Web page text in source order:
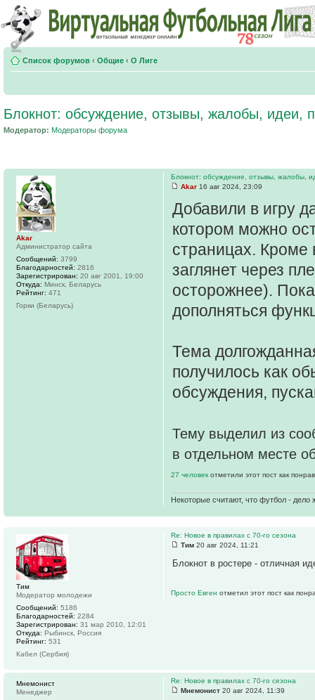
Список форумов ‹ Общие ‹ О Лиге
Блокнот: обсуждение, отзывы, жалобы, идеи,
Модератор: Модераторы форума
Блокнот: обсуждение, отзывы, жалобы,
Akar 16 авг 2024, 23:09
Добавили в игру
котором можно
страницах. Кроме
заглянет через
осторожнее).
дополняться
Тема
получилось как
обсуждения,
Тему выделил из
в отдельном месте
27 человек отметили этот пост как
Некоторые считают, что футбол -
Akar
Администратор сайта
Сообщений: 3799
Благодарностей: 2816
Зарегистрирован: 20 авг 2001, 19:00
Откуда: Минск, Беларусь
Рейтинг: 471
Горки (Беларусь)
Re: Новое в правилах с 70-го сезона
Тим 20 авг 2024, 11:21
Блокнот в ростере - отличная
Просто Евген отметил этот пост как
Тим
Модератор молодежи
Сообщений: 5186
Благодарностей: 2284
Зарегистрирован: 31 мар 2010, 12:01
Откуда: Рыбинск, Россия
Рейтинг: 531
Кабел (Сербия)
Re: Новое в правилах с 70-го сезона
Мнемонист 20 авг 2024, 11:39
Мнемонист
Менеджер